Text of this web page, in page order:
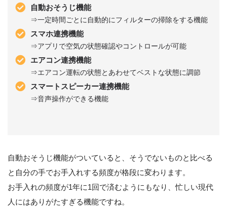
自動おそうじ機能
⇒一定時間ごとに自動的にフィルターの掃除をする機能
スマホ連携機能
⇒アプリで空気の状態確認やコントロールが可能
エアコン連携機能
⇒エアコン運転の状態とあわせてベストな状態に調節
スマートスピーカー連携機能
⇒音声操作ができる機能
自動おそうじ機能がついていると、そうでないものと比べる
と自分の手でお手入れする頻度が格段に変わります。
お手入れの頻度が1年に1回で済むようにもなり、忙しい現代
人にはありがたすぎる機能ですね。